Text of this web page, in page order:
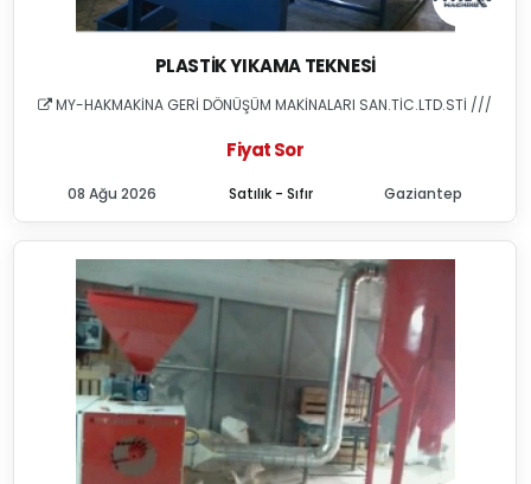
PLASTIK YIKAMA TEKNESI
MY-HAKMAKİNA GERİ DÖNÜŞÜM MAKİNALARI SAN.TİC.LTD.STİ ///
Fiyat Sor
Satılık - Sıfır
08 Ağu 2026 Gaziantep